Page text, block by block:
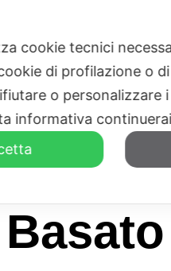
HOME
cookie tecnici
di profilazione o
o personalizzare
informativa